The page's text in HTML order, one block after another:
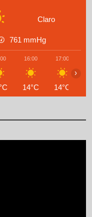
Claro
761 mmHg
16:00
14°C
17:00
14°C
›